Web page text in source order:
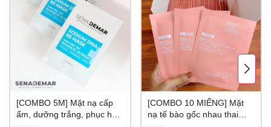
[COMBO 5M] Mặt nạ cấp
ẩm, dưỡng trắng, phục hồi
[COMBO 10 MIẾNG] Mặt
nạ tế bào gốc nhau thai